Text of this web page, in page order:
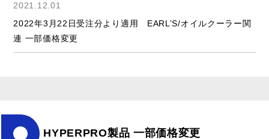
2021.12.01
2022年3月22日受注分より適用 EARL’S/オイルクーラー関
連 一部価格変更
HYPERPRO製品 一部価格変更